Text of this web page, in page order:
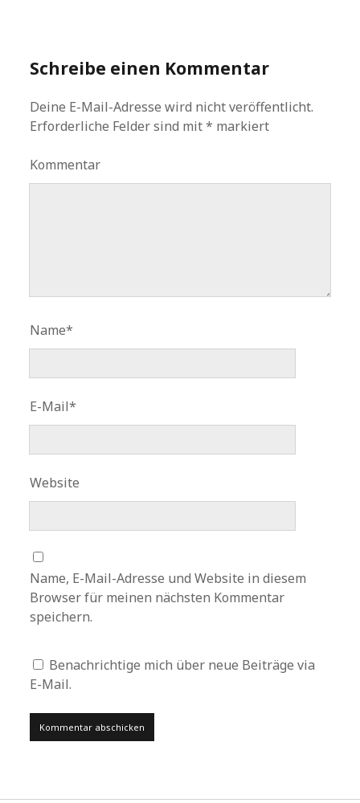
Schreibe einen Kommentar
Deine E-Mail-Adresse wird nicht veröffentlicht.
Erforderliche Felder sind mit* markiert
Kommentar
Name*
E-Mail*
Website
Name, E-Mail-Adresse und Website in diesem
Browser für meinen nächsten Kommentar
speichern.
Benachrichtige mich über neue Beiträge via
E-Mail.